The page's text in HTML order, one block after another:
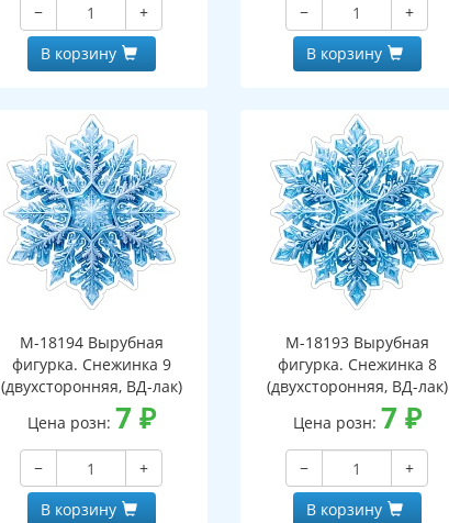
−
+
В корзину
−
+
В корзину
М-18194 Вырубная
фигурка. Снежинка 9
(двухсторонняя, ВД-лак)
Цена розн: 7 ₽
−
+
В корзину
М-18193 Вырубная
фигурка. Снежинка 8
(двухсторонняя, ВД-лак)
Цена розн: 7 ₽
−
+
В корзину